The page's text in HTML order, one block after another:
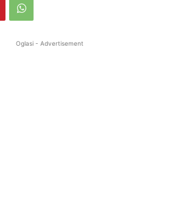
Oglasi - Advertisement